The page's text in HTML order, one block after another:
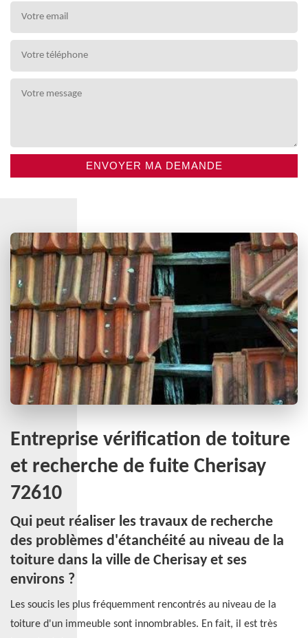
Entreprise vérification de toiture
et recherche de fuite Cherisay
72610
Qui peut réaliser les travaux de recherche
des problèmes d'étanchéité au niveau de la
toiture dans la ville de Cherisay et ses
environs ?
Les soucis les plus fréquemment rencontrés au niveau de la
toiture d'un immeuble sont innombrables. En fait, il est très